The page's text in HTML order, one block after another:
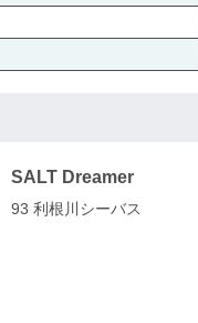
SALT Dreamer
93 利根川シーバス